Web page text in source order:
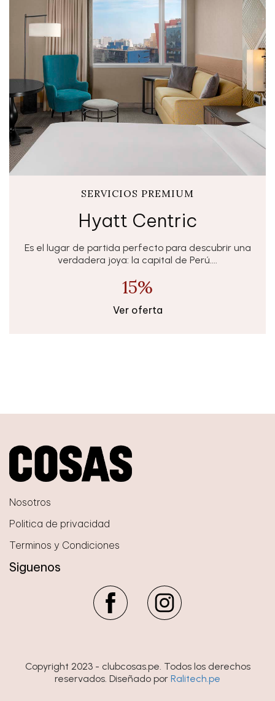
SERVICIOS PREMIUM
Hyatt Centric
Es el lugar de partida perfecto para descubrir una
verdadera joya: la capital de Perú....
15%
Ver oferta
Nosotros
Politica de privacidad
Terminos y Condiciones
Siguenos
Copyright 2023 - clubcosas.pe. Todos los derechos
reservados. Diseñado por Ralitech.pe